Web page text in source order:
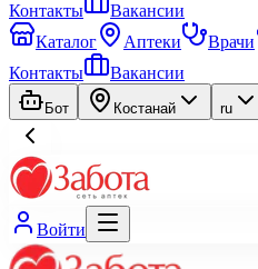
Контакты
Вакансии
Каталог
Аптеки Врачи
Контакты
Вакансии
Бот Костанай ru
Войти